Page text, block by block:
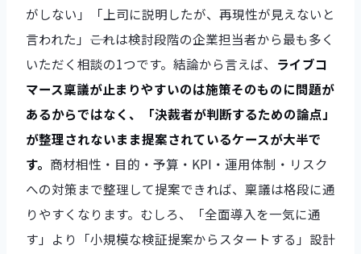
がしない」「上司に説明したが、再現性が見えないと
言われた」――これは検討段階の企業担当者から最も多く
いただく相談の1つです。結論から言えば、 ライブコ
マース稟議が止まりやすいのは施策そのものに問題が
あるからではなく、「決裁者が判断するための論点」
が整理されないまま提案されているケースが大半で
す。 商材相性・目的・予算・KPI・運用体制・リスク
への対策まで整理して提案できれば、稟議は格段に通
りやすくなります。むしろ、「全面導入を一気に通
す」より「小規模な検証提案からスタートする」設計